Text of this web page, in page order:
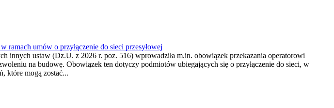
umów o przyłączenie do sieci przesyłowej
innych ustaw (Dz.U. z 2026 r. poz. 516) wprowadziła m.in. obowiązek przekazania operatorowi
na budowę. Obowiązek ten dotyczy podmiotów ubiegających się o przyłączenie do sieci, w
które mogą zostać...